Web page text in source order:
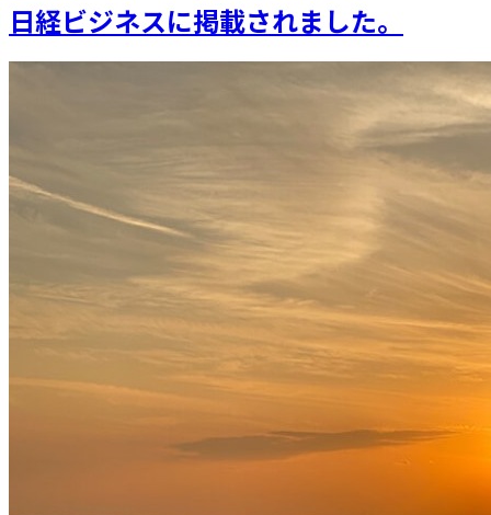
日経ビジネスに掲載されました。